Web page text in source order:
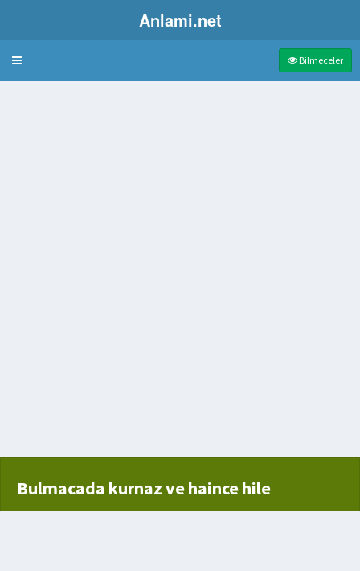
Anlami.net
Bulmaca Bilmeceler
Bulmacada kurnaz ve haince hile